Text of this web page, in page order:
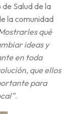
Salud de la
la comunidad
qué
ideas y
en toda
que ellos
para
.